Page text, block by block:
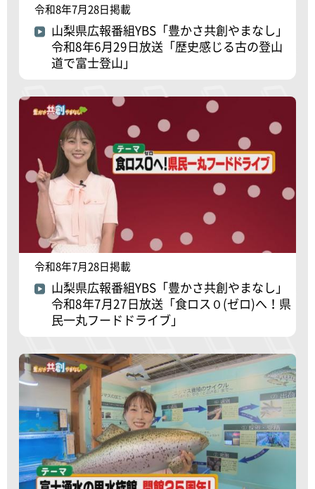
令和8年7月28日掲載
山梨県広報番組YBS「豊かさ共創やまなし」
令和8年6月29日放送「歴史感じる古の登山
道で富士登山」
令和8年7月28日掲載
山梨県広報番組YBS「豊かさ共創やまなし」
令和8年7月27日放送「食ロス０(ゼロ)へ！県
民一丸フードドライブ」